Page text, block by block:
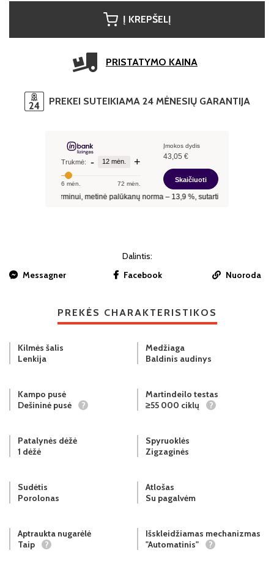
Į KREPŠELĮ
PRISTATYMO KAINA
PREKEI SUTEIKIAMA 24 MĖNESIŲ GARANTIJA
Dalintis:
Messagner
Facebook Nuoroda
PREKĖS CHARAKTERISTIKOS
Kilmės šalis
Lenkija
Medžiaga
Baldinis audinys
Kampo pusė
Dešininė pusė
?
Martindeilo testas
≥55 000 ciklų
?
Patalynės dėžė
1 dėžė
Spyruoklės
Zigzaginės
Sudėtis
Porolonas
Atlošas
Su pagalvėm
Aptraukta nugarėlė
Taip
?
Išskleidžiamas mechanizmas
"Automatinis"
?